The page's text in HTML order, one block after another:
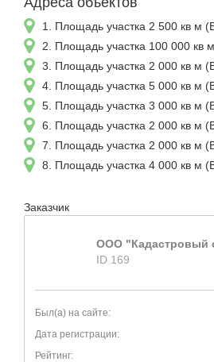
1. Площадь участка 2 500 кв
2. Площадь участка 100 000
3. Площадь участка 2 000 кв
4. Площадь участка 5 000 кв
5. Площадь участка 3 000 кв
6. Площадь участка 2 000 кв
7. Площадь участка 2 000 кв
8. Площадь участка 4 000 кв
Заказчик
ООО "Кадастровый
ID 169
Был(а) на сайте:
Дата регистрации:
Рейтинг: